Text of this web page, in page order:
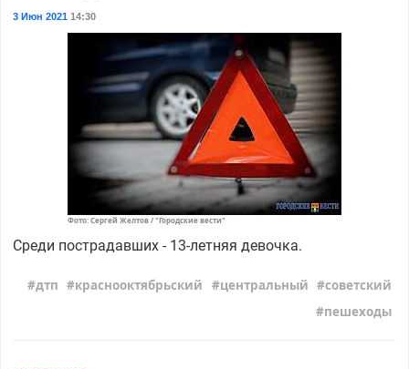
3 Июн 202114:30
Фото: Сергей Желтов / "Городские вести"
Среди пострадавших - 13-летняя девочка.
дтп краснооктябрьский центральный
советский
пешеходы